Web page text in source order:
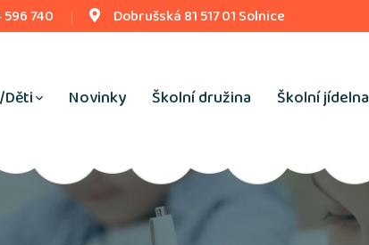
740 Dobrušská 81 517 01 Solnice
Novinky Školní družina Školní jídelna